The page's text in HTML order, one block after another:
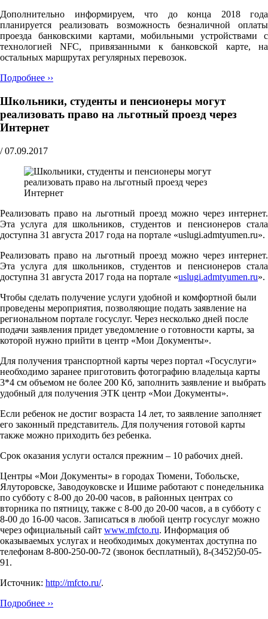
Дополнительно информируем, что до конца 2018 года
планируется реализовать возможность безналичной оплаты
проезда банковскими картами, мобильными устройствами с
технологией NFC, привязанными к банковской карте, на
остальных маршрутах регулярных перевозок.
Подробнее ››
Школьники, студенты и пенсионеры могут
реализовать право на льготный проезд через
Интернет
/ 07.09.2017
Реализовать право на льготный проезд можно через интернет.
Эта услуга для школьников, студентов и пенсионеров стала
доступна 31 августа 2017 года на портале «uslugi.admtyumen.ru».
Реализовать право на льготный проезд можно через интернет.
Эта услуга для школьников, студентов и пенсионеров стала
доступна 31 августа 2017 года на портале «uslugi.admtyumen.ru».
Чтобы сделать получение услуги удобной и комфортной были
проведены мероприятия, позволяющие подать заявление на
региональном портале госуслуг. Через несколько дней после
подачи заявления придет уведомление о готовности карты, за
которой нужно прийти в центр «Мои Документы».
Для получения транспортной карты через портал «Госуслуги»
необходимо заранее приготовить фотографию владельца карты
3*4 см объемом не более 200 Кб, заполнить заявление и выбрать
удобный для получения ЭТК центр «Мои Документы».
Если ребенок не достиг возраста 14 лет, то заявление заполняет
его законный представитель. Для получения готовой карты
также можно приходить без ребенка.
Срок оказания услуги остался прежним – 10 рабочих дней.
Центры «Мои Документы» в городах Тюмени, Тобольске,
Ялуторовске, Заводоуковске и Ишиме работают с понедельника
по субботу с 8-00 до 20-00 часов, в районных центрах со
вторника по пятницу, также с 8-00 до 20-00 часов, а в субботу с
8-00 до 16-00 часов. Записаться в любой центр госуслуг можно
через официальный сайт www.mfcto.ru. Информация об
оказываемых услугах и необходимых документах доступна по
телефонам 8-800-250-00-72 (звонок бесплатный), 8-(3452)50-05-
91.
Источник: http://mfcto.ru/.
Подробнее ››